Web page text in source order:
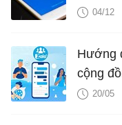
04/12
Hướng
cộng
20/05